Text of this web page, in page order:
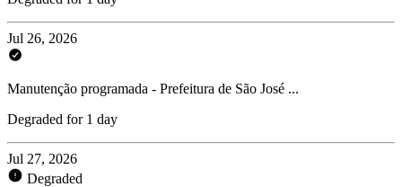
Jul 26, 2026
Manutenção programada - Prefeitura de São José ...
Degraded for 1 day
Jul 27, 2026
Degraded